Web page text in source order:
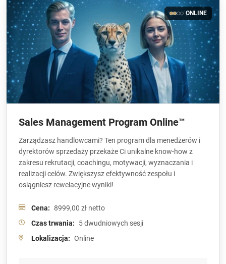
ONLINE
Sales Management Program Online™
Zarządzasz handlowcami? Ten program dla menedżerów i
dyrektorów sprzedaży przekaże Ci unikalne know-how z
zakresu rekrutacji, coachingu, motywacji, wyznaczania i
realizacji celów. Zwiększysz efektywność zespołu i
osiągniesz rewelacyjne wyniki!
Cena: 8999,00 zł netto
Czas trwania:
5 dwudniowych sesji
Lokalizacja: Online